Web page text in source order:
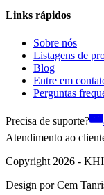
Links rápidos
Sobre nós
Listagens de
Blog
Entre em
Perguntas
Precisa de suporte?
Atendimento ao
Copyright 2026 - KHI
Design por Cem